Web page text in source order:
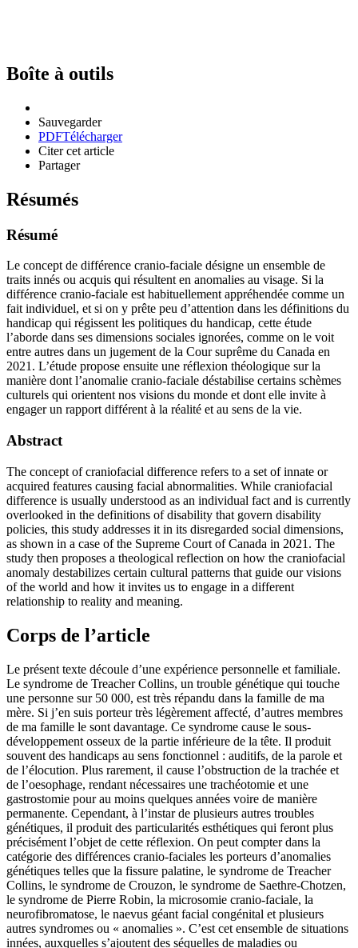
Boîte à outils
Sauvegarder
PDFTélécharger
Citer cet article
Partager
Résumés
Résumé
Le concept de différence cranio-faciale désigne un ensemble de
traits innés ou acquis qui résultent en anomalies au visage. Si la
différence cranio-faciale est habituellement appréhendée comme un
fait individuel, et si on y prête peu d’attention dans les définitions du
handicap qui régissent les politiques du handicap, cette étude
l’aborde dans ses dimensions sociales ignorées, comme on le voit
entre autres dans un jugement de la Cour suprême du Canada en
2021. L’étude propose ensuite une réflexion théologique sur la
manière dont l’anomalie cranio-faciale déstabilise certains schèmes
culturels qui orientent nos visions du monde et dont elle invite à
engager un rapport différent à la réalité et au sens de la vie.
Abstract
The concept of craniofacial difference refers to a set of innate or
acquired features causing facial abnormalities. While craniofacial
difference is usually understood as an individual fact and is currently
overlooked in the definitions of disability that govern disability
policies, this study addresses it in its disregarded social dimensions,
as shown in a case of the Supreme Court of Canada in 2021. The
study then proposes a theological reflection on how the craniofacial
anomaly destabilizes certain cultural patterns that guide our visions
of the world and how it invites us to engage in a different
relationship to reality and meaning.
Corps de l’article
Le présent texte découle d’une expérience personnelle et familiale.
Le syndrome de Treacher Collins, un trouble génétique qui touche
une personne sur 50 000, est très répandu dans la famille de ma
mère. Si j’en suis porteur très légèrement affecté, d’autres membres
de ma famille le sont davantage. Ce syndrome cause le sous-
développement osseux de la partie inférieure de la tête. Il produit
souvent des handicaps au sens fonctionnel : auditifs, de la parole et
de l’élocution. Plus rarement, il cause l’obstruction de la trachée et
de l’oesophage, rendant nécessaires une trachéotomie et une
gastrostomie pour au moins quelques années voire de manière
permanente. Cependant, à l’instar de plusieurs autres troubles
génétiques, il produit des particularités esthétiques qui feront plus
précisément l’objet de cette réflexion. On peut compter dans la
catégorie des différences cranio-faciales les porteurs d’anomalies
génétiques telles que la fissure palatine, le syndrome de Treacher
Collins, le syndrome de Crouzon, le syndrome de Saethre-Chotzen,
le syndrome de Pierre Robin, la microsomie cranio-faciale, la
neurofibromatose, le naevus géant facial congénital et plusieurs
autres syndromes ou « anomalies ». C’est cet ensemble de situations
innées, auxquelles s’ajoutent des séquelles de maladies ou